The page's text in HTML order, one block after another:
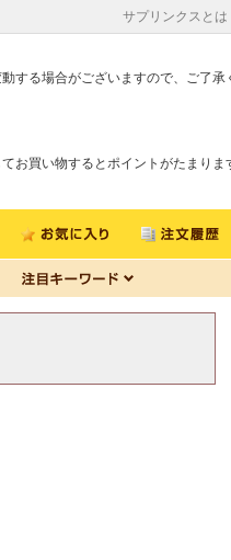
サプリンクスとは
する場合がございますので、ご了承
てお買い物するとポイントがたまりま